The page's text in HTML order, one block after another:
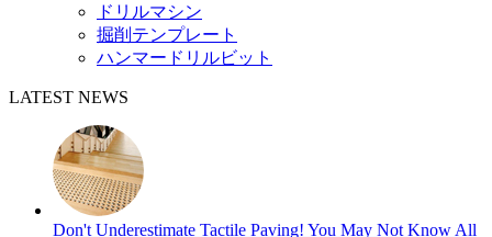
ドリルマシン
掘削テンプレート
ハンマードリルビット
LATEST NEWS
Don't Underestimate Tactile Paving! You May Not Know All